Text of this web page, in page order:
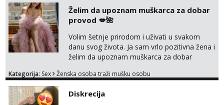
Želim da upoznam muškarca za dobar
provod 💋🌺
Volim šetnje prirodom i uživati u svakom
danu svog života. Ja sam vrlo pozitivna žena i
želim da upoznam muškarca za dobar
na link ispod i nadji me tamo, cekam te!
Kategorija: Sex Ženska osoba traži mušku osobu
Diskrecija